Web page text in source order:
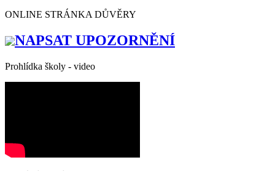
ONLINE STRÁNKA DŮVĚRY
NAPSAT UPOZORNĚNÍ
Prohlídka školy - video